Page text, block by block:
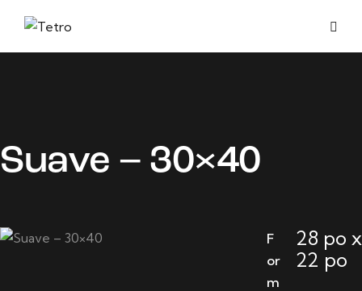
Suave – 30×40
F
or
m
28 po x
22 po